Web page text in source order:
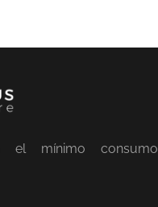
el mínimo consumo